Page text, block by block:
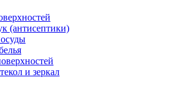
(антисептики)
и зеркал